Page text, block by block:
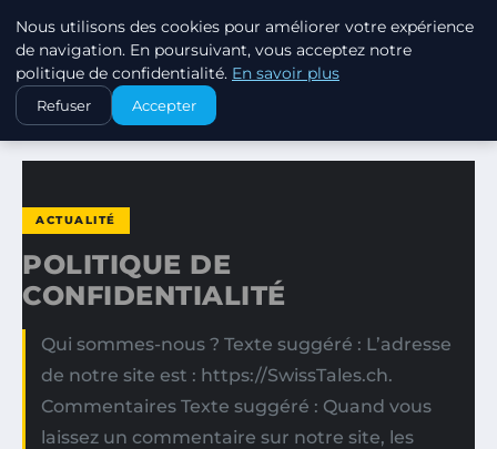
SWISSTALES
ACCUEIL ACTUALITÉ POLITIQUE DE CONFIDENTIALITÉ
ACTUALITÉ
POLITIQUE DE
CONFIDENTIALITÉ
Qui sommes-nous ? Texte suggéré : L’adresse
de notre site est : https://SwissTales.ch.
Commentaires Texte suggéré : Quand vous
laissez un commentaire sur notre site, les
Nous utilisons des cookies pour améliorer votre expérience
de navigation. En poursuivant, vous acceptez notre
politique de confidentialité. En savoir plus
Refuser Accepter